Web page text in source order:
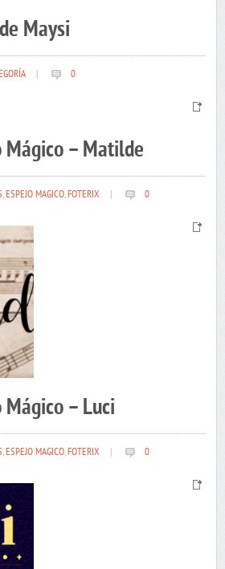
Maysi
0
Mágico – Matilde
,ESPEJO MAGICO,FOTERIX 0
Mágico – Luci
,ESPEJO MAGICO,FOTERIX 0